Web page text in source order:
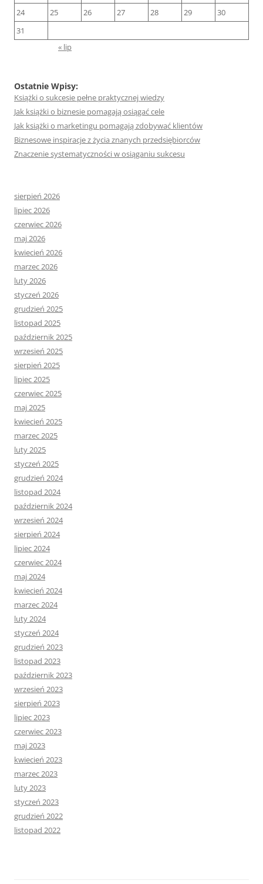
24
25 26 27 28 29
30
31
« lip
Ostatnie Wpisy:
Książki o sukcesie pełne praktycznej wiedzy
Jak książki o biznesie pomagają osiągać cele
Jak książki o marketingu pomagają zdobywać klientów
Biznesowe inspiracje z życia znanych przedsiębiorców
Znaczenie systematyczności w osiąganiu sukcesu
sierpień 2026
lipiec 2026
czerwiec 2026
maj 2026
kwiecień 2026
marzec 2026
luty 2026
styczeń 2026
grudzień 2025
listopad 2025
październik 2025
wrzesień 2025
sierpień 2025
lipiec 2025
czerwiec 2025
maj 2025
kwiecień 2025
marzec 2025
luty 2025
styczeń 2025
grudzień 2024
listopad 2024
październik 2024
wrzesień 2024
sierpień 2024
lipiec 2024
czerwiec 2024
maj 2024
kwiecień 2024
marzec 2024
luty 2024
styczeń 2024
grudzień 2023
listopad 2023
październik 2023
wrzesień 2023
sierpień 2023
lipiec 2023
czerwiec 2023
maj 2023
kwiecień 2023
marzec 2023
luty 2023
styczeń 2023
grudzień 2022
listopad 2022